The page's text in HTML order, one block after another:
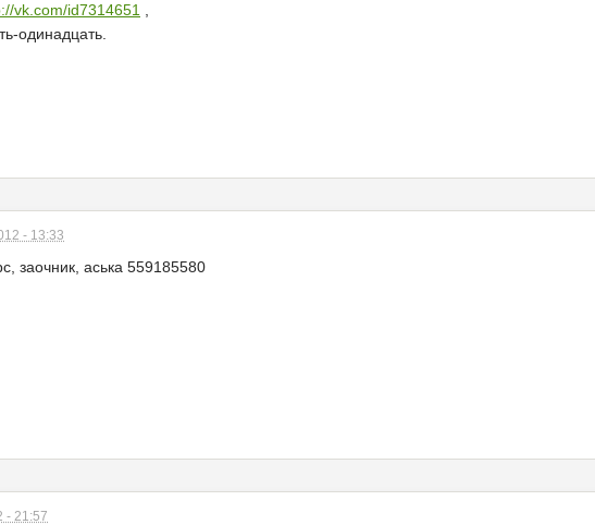
vk.com/id7314651
одинадцать.
- 13:33
заочник, аська 559185580
- 21:57